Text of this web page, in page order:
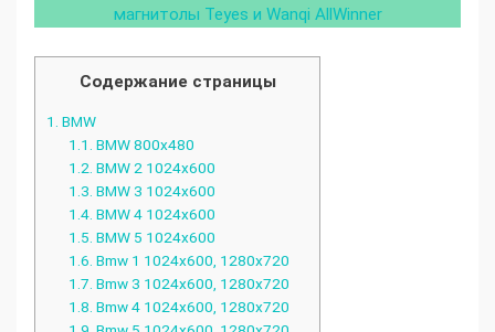
магнитолы Teyes и Wanqi AllWinner
Содержание страницы
1. BMW
1.1. BMW 800x480
1.2. BMW 2 1024x600
1.3. BMW 3 1024x600
1.4. BMW 4 1024x600
1.5. BMW 5 1024x600
1.6. Bmw 1 1024x600, 1280x720
1.7. Bmw 3 1024x600, 1280x720
1.8. Bmw 4 1024x600, 1280x720